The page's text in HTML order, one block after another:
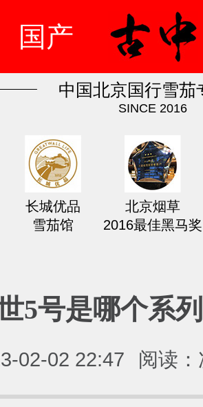
国产
中国北京国行雪茄
SINCE 2016
长城优品
雪茄馆
北京烟草
2016最佳黑马奖
5号是哪个系
02-02 22:47 阅读：